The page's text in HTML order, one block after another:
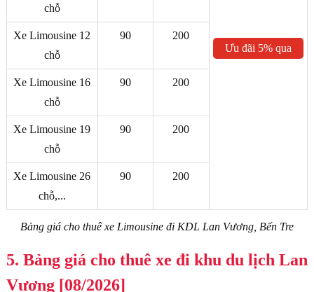
chỗ
Ưu đãi 5% qua
Xe Limousine 12
chỗ
90 200
Xe Limousine 16
chỗ
90 200
Xe Limousine 19
chỗ
90 200
Xe Limousine 26
chỗ,...
90 200
Bảng giá cho thuê xe Limousine đi KDL Lan Vương, Bến Tre
5. Bảng giá cho thuê xe đi khu du lịch Lan
Vương [08/2026]